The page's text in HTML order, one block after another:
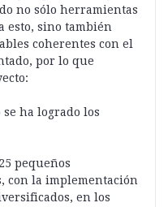
no sólo herramientas
esto, sino también
coherentes con el
por lo que
ha logrado los
pequeños
con la implementación
en los